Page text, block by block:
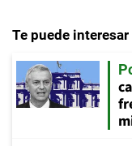
Te puede interesar